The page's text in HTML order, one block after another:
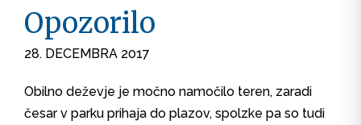
Opozorilo
28. DECEMBRA 2017
Obilno deževje je močno namočilo teren, zaradi
česar v parku prihaja do plazov, spolzke pa so tudi